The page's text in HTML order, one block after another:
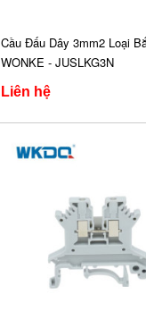
Cầu Đấu Dây 3mm2 Loại
WONKE - JUSLKG3N
Liên hệ